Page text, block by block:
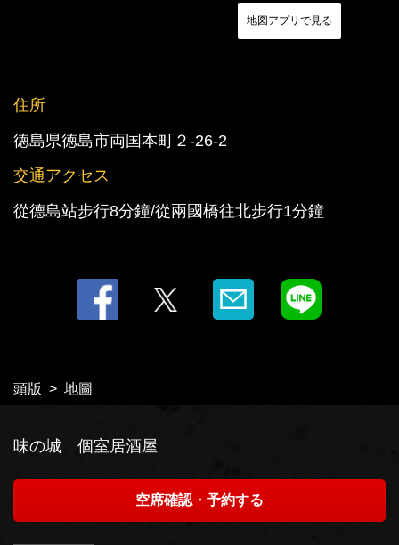
地図アプリで見る
住所
徳島県徳島市両国本町２-26-2
交通アクセス
從德島站步行8分鐘/從兩國橋往北步行1分鐘
頭版 地圖
地圖 | 味の城 個室居酒屋
お店情報をコピー
味の城 個室居酒屋
空席確認・予約する